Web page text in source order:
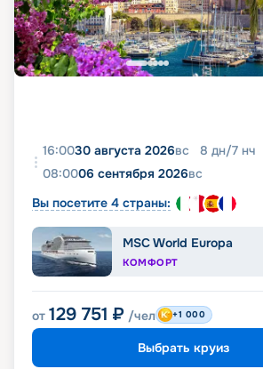
16:0030 августа 2026вс 8 дн/7 нч
08:0006 сентября 2026вс
Вы посетите 4 страны:
MSC World Europa
КОМФОРТ
от 129 751 ₽ /чел +1 000
Выбрать круиз